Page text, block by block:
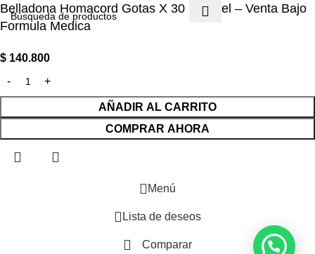
Belladona Homacord Gotas X 30 ml Heel – Venta Bajo
Formula Medica
$ 140.800
AÑADIR AL CARRITO
COMPRAR AHORA
Menú
Lista de deseos
Comparar